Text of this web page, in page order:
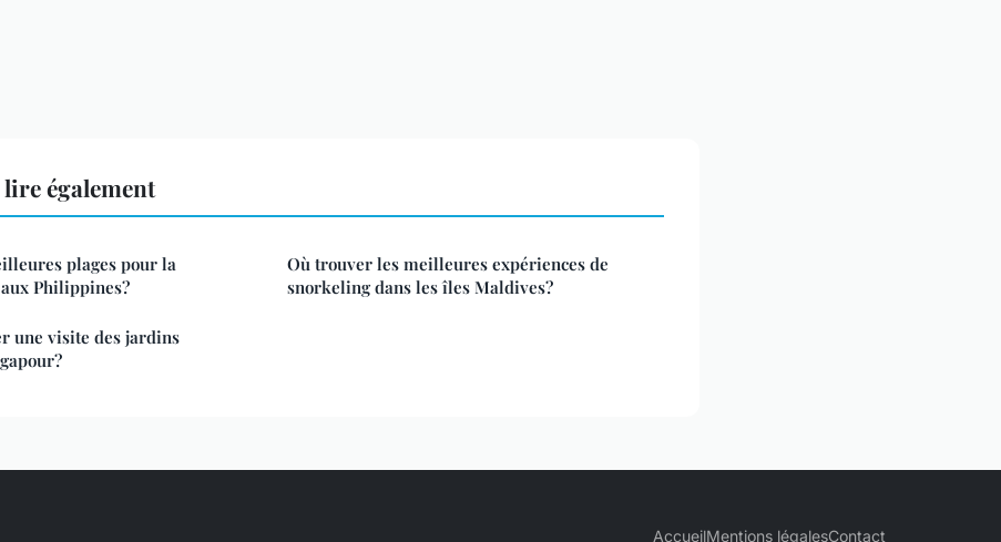
également
plages pour la
Philippines?
une visite des jardins
Où trouver les meilleures expériences de
snorkeling dans les îles Maldives?
AccueilMentions légalesContact